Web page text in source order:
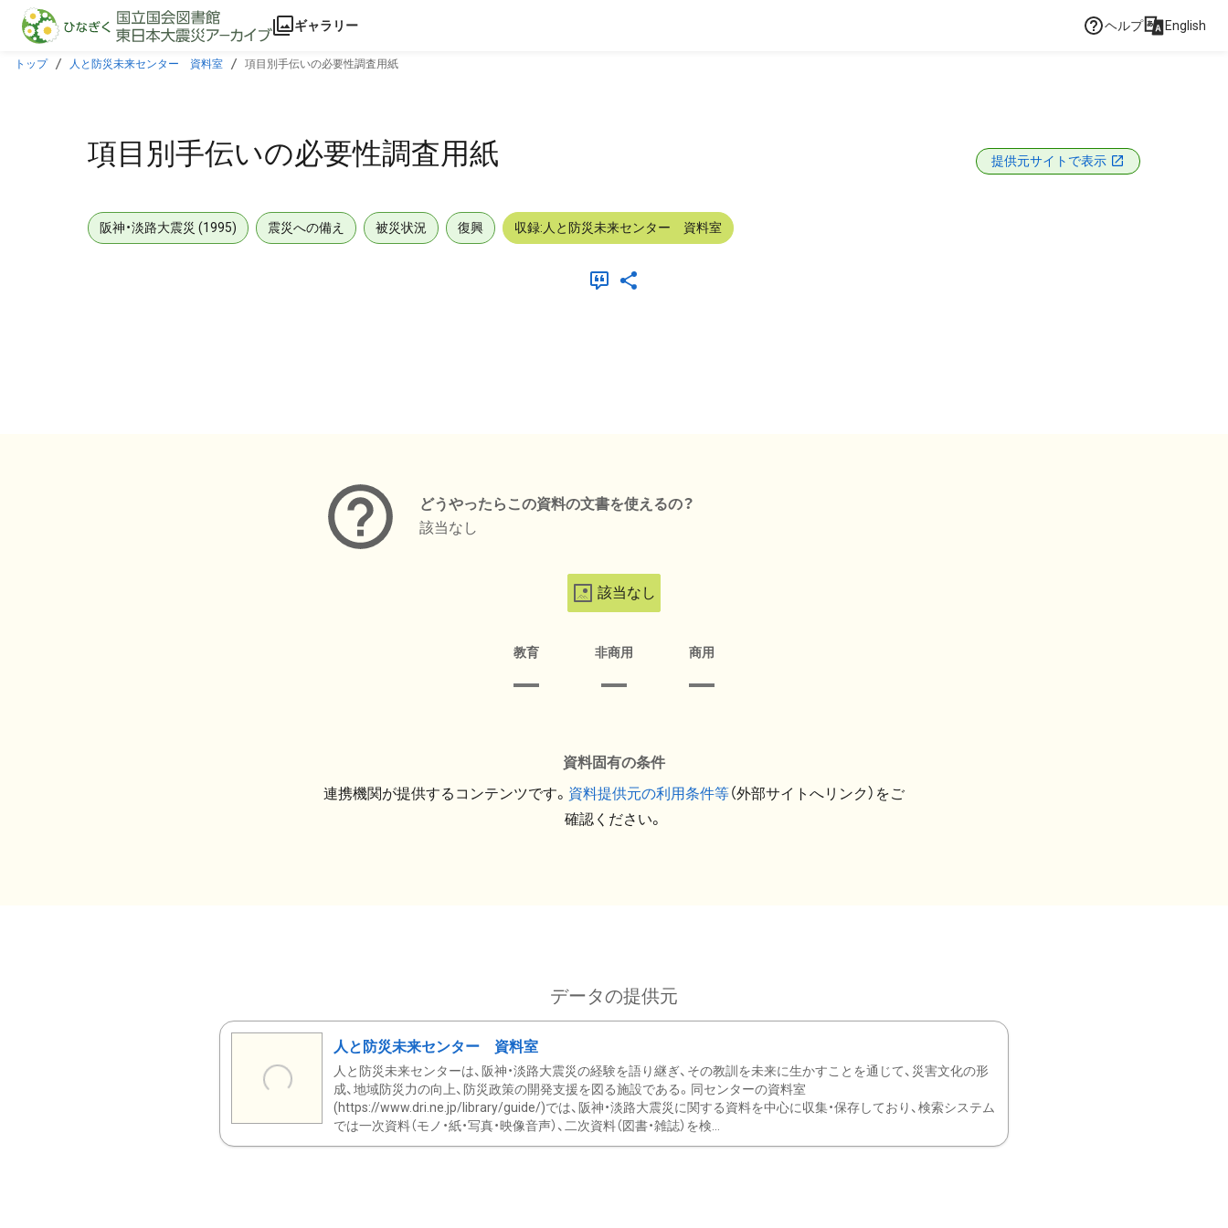
本文に飛ぶ
ギャラリー ヘルプ English
トップ 人と防災未来センター 資料室 項目別手伝いの必要性調査用紙
項目別手伝いの必要性調査用紙 提供元サイトで表示
阪神・淡路大震災 (1995) 震災への備え 被災状況 復興 収録:人と防災未来センター 資料室
どうやったらこの資料の文書を使えるの？
該当なし
該当なし
教育 非商用 商用
資料固有の条件
連携機関が提供するコンテンツです。 資料提供元の利用条件等（外部サイトへリンク）をご
確認ください。
データの提供元
人と防災未来センター 資料室
人と防災未来センターは、阪神・淡路大震災の経験を語り継ぎ、その教訓を未来に生かすことを通じて、災害文化の形
成、地域防災力の向上、防災政策の開発支援を図る施設である。同センターの資料室
(https://www.dri.ne.jp/library/guide/)では、阪神・淡路大震災に関する資料を中心に収集・保存しており、検索システム
では一次資料（モノ・紙・写真・映像音声）、二次資料（図書・雑誌）を検...